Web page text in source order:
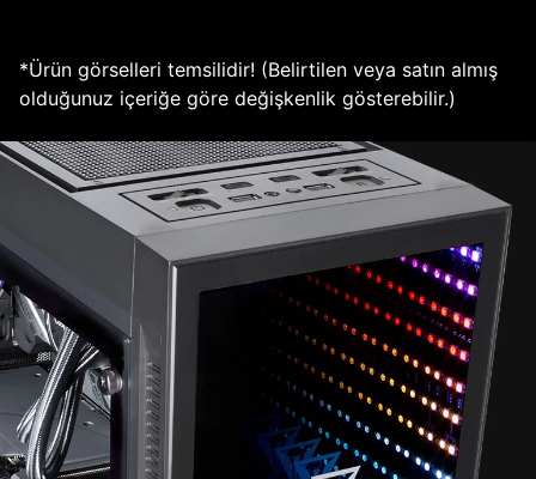
*Ürün görselleri temsilidir! (Belirtilen veya satın almış
olduğunuz içeriğe göre değişkenlik gösterebilir.)